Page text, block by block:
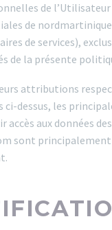
de
de
de services),
de la présente
attributions
dessus, les
accès aux données
sont principalement